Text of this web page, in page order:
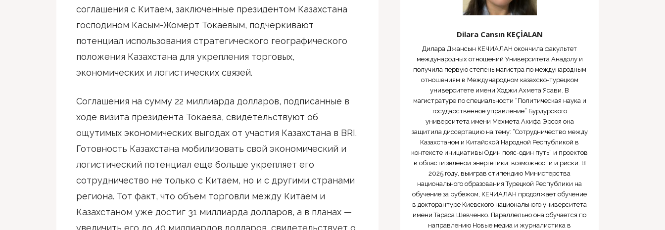
соглашения с Китаем, заключенные президентом Казахстана
господином Касым-Жомерт Токаевым, подчеркивают
потенциал использования стратегического географического
положения Казахстана для укрепления торговых,
экономических и логистических связей.
Соглашения на сумму 22 миллиарда долларов, подписанные в
ходе визита президента Токаева, свидетельствуют об
ощутимых экономических выгодах от участия Казахстана в BRI.
Готовность Казахстана мобилизовать свой экономический и
логистический потенциал еще больше укрепляет его
сотрудничество не только с Китаем, но и с другими странами
региона. Тот факт, что объем торговли между Китаем и
Казахстаном уже достиг 31 миллиарда долларов, а в планах —
увеличить его до 40 миллиардов долларов, свидетельствует о
Dilara Cansın KEÇİALAN
Дилара Джансын КЕЧИАЛАН окончила факультет
международных отношений Университета Анадолу и
получила первую степень магистра по международным
отношениям в Международном казахско-турецком
университете имени Ходжи Ахмета Ясави. В
магистратуре по специальности “Политическая наука и
государственное управление” Бурдурского
университета имени Мехмета Акифа Эрсоя она
защитила диссертацию на тему: “Сотрудничество между
Казахстаном и Китайской Народной Республикой в
контексте инициативы Один пояс-один путь” и проектов
в области зелёной энергетики: возможности и риски. В
2025 году, выиграв стипендию Министерства
национального образования Турецкой Республики на
обучение за рубежом, КЕЧИАЛАН продолжает обучение
в докторантуре Киевского национального университета
имени Тараса Шевченко. Параллельно она обучается по
направлению Новые медиа и журналистика в